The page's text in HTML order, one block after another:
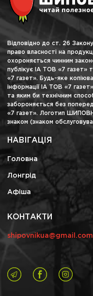
Відповідно до ст. 26
право власності на
охороняється чинним
публікує ІА ТОВ «7 газет»
«7 газет». Будь-яке
інформації ІА ТОВ «7
та яким би технічним
забороняється без
«7 газет». Логотип
знаком (знаком
НАВІГАЦІЯ
Головна
Лонгрід
Афіша
КОНТАКТИ
shipovnikua@gmail.com